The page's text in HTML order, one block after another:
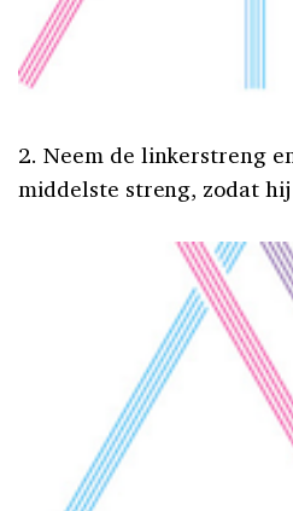
2. Neem de linkerstreng
middelste streng, zodat